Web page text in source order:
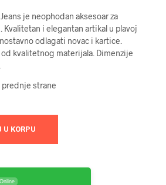
je neophodan aksesoar za
i elegantan artikal u plavoj
odlagati novac i kartice.
kvalitetnog materijala. Dimenzije
prednje strane
U KORPU
Online